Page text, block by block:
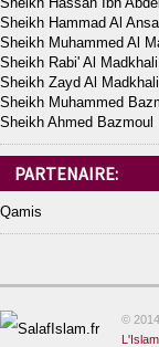
Sheikh Hammad Al
Sheikh Muhammed Al
Sheikh Rabi' Al Madkhali
Sheikh Zayd Al Madkhali
Sheikh Muhammed
Sheikh Ahmed Bazmoul
PARTENAIRE:
Qamis
©